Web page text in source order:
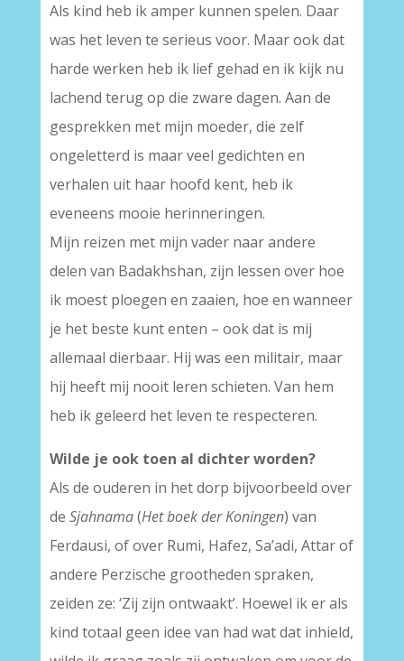
Als kind heb ik amper kunnen spelen. Daar
was het leven te serieus voor. Maar ook dat
harde werken heb ik lief gehad en ik kijk nu
lachend terug op die zware dagen. Aan de
gesprekken met mijn moeder, die zelf
ongeletterd is maar veel gedichten en
verhalen uit haar hoofd kent, heb ik
eveneens mooie herinneringen.
Mijn reizen met mijn vader naar andere
delen van Badakhshan, zijn lessen over hoe
ik moest ploegen en zaaien, hoe en wanneer
je het beste kunt enten – ook dat is mij
allemaal dierbaar. Hij was een militair, maar
hij heeft mij nooit leren schieten. Van hem
heb ik geleerd het leven te respecteren.
Wilde je ook toen al dichter worden?
Als de ouderen in het dorp bijvoorbeeld over
de Sjahnama(Het boek der Koningen) van
Ferdausi, of over Rumi, Hafez, Sa’adi, Attar of
andere Perzische grootheden spraken,
zeiden ze: ‘Zij zijn ontwaakt’. Hoewel ik er als
kind totaal geen idee van had wat dat inhield,